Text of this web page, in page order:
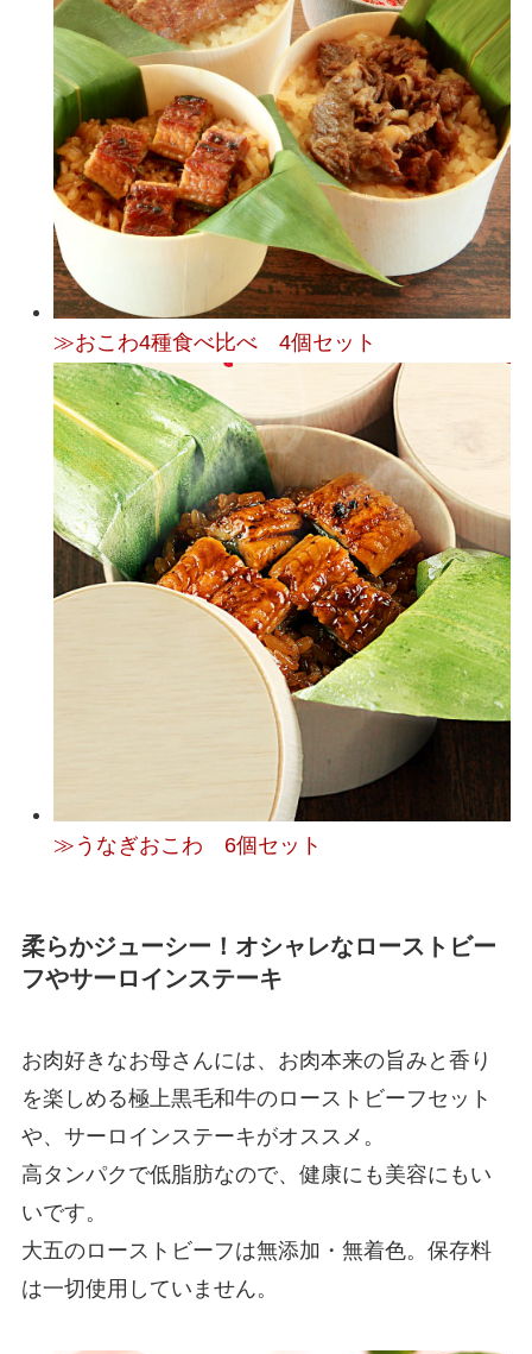
≫おこわ4種食べ比べ 4個セット
≫うなぎおこわ 6個セット
柔らかジューシー！オシャレなローストビー
フやサーロインステーキ
お肉好きなお母さんには、お肉本来の旨みと香り
を楽しめる極上黒毛和牛のローストビーフセット
や、サーロインステーキがオススメ。
高タンパクで低脂肪なので、健康にも美容にもい
いです。
大五のローストビーフは無添加・無着色。保存料
は一切使用していません。